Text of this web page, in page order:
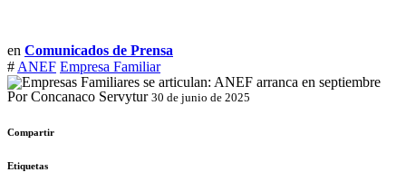
en Comunicados de Prensa
# ANEF Empresa Familiar
Por Concanaco Servytur 30 de junio de 2025
Compartir
Etiquetas